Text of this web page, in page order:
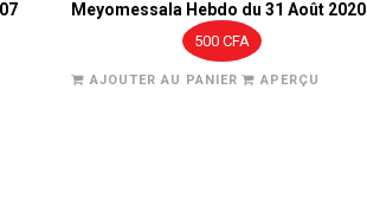
Meyomessala Hebdo du 31 Août 2020
500 CFA
AJOUTER AU PANIER APERÇU